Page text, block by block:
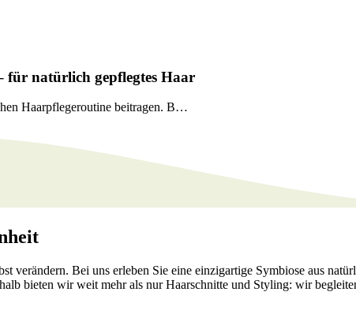
für natürlich gepflegtes Haar
Haarpflegeroutine beitragen. B…
Bei uns erleben Sie eine einzigartige Symbiose aus
bieten wir weit mehr als nur Haarschnitte und Styling: wir